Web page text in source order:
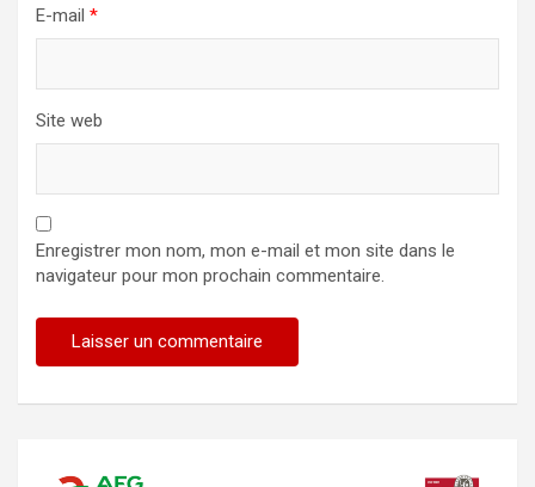
E-mail *
Site web
Enregistrer mon nom, mon e-mail et mon site dans le
navigateur pour mon prochain commentaire.